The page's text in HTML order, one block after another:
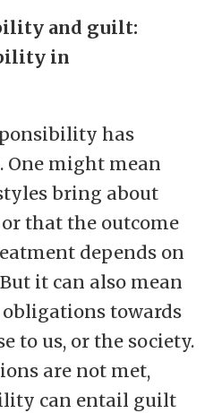
and guilt:
in
has
might mean
bring about
that the outcome
depends on
it can also mean
towards
to us, or the society.
are not met,
can entail guilt